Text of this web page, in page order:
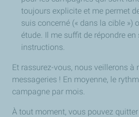
de recharge optimisée à
Et les sollicitations sur ce
nombreuses !
toujours explicite et me permet
suis concerné (« dans la cible »)
étude. Il me suffit de répondre en
instructions.
Et rassurez-vous, nous veillerons à
messageries ! En moyenne, le
campagne par mois.
À tout moment, vous pouvez